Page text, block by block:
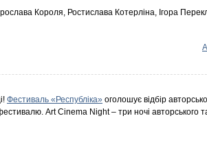
Короля, Ростислава Котерліна, Ігора
Фестиваль «Республіка» оголошує відбір
Art Cinema Night – три ночі авторського